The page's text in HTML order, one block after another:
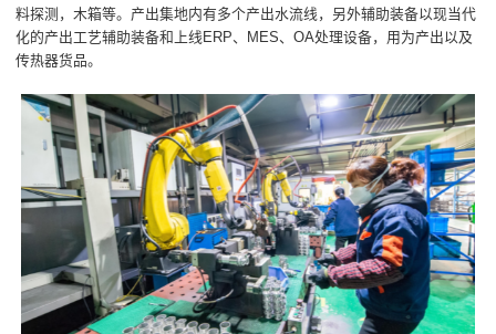
料探测，木箱等。产出集地内有多个产出水流线，另外辅助装备以现当代
化的产出工艺辅助装备和上线ERP、MES、OA处理设备，用为产出以及
传热器货品。